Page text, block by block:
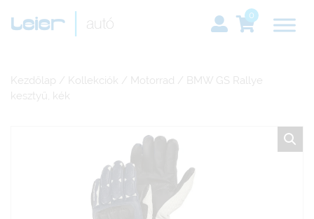
0
Kezdőlap / Kollekciók / Motorrad / BMW GS Rallye
kesztyű, kék